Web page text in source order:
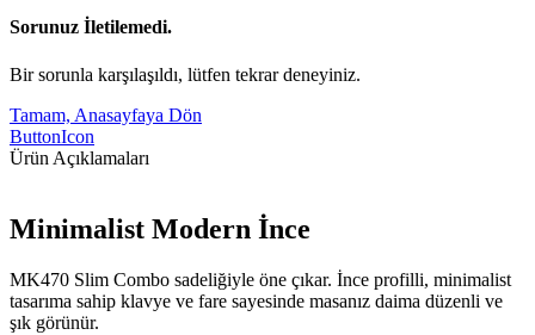
Sorunuz İletilemedi.
Bir sorunla karşılaşıldı, lütfen tekrar deneyiniz.
Tamam, Anasayfaya Dön
ButtonIcon
Ürün Açıklamaları
Minimalist Modern İnce
MK470 Slim Combo sadeliğiyle öne çıkar. İnce profilli, minimalist
tasarıma sahip klavye ve fare sayesinde masanız daima düzenli ve
şık görünür.